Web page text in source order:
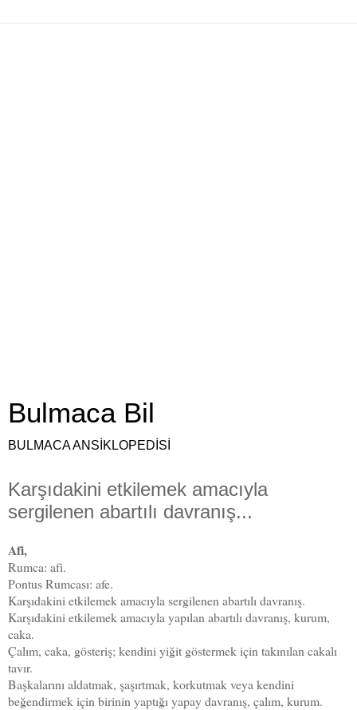
Bulmaca Bil
BULMACA ANSİKLOPEDİSİ
Karşıdakini etkilemek amacıyla
sergilenen abartılı davranış...
Afi,
Rumca: afi.
Pontus Rumcası: afe.
Karşıdakini etkilemek amacıyla sergilenen abartılı davranış.
Karşıdakini etkilemek amacıyla yapılan abartılı davranış, kurum,
caka.
Çalım, caka, gösteriş; kendini yiğit göstermek için takınılan cakalı
tavır.
Başkalarını aldatmak, şaşırtmak, korkutmak veya kendini
beğendirmek için birinin yaptığı yapay davranış, çalım, kurum.